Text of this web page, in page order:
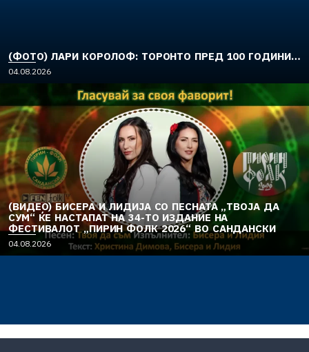
(ФОТО) ЛАРИ КОРОЛОФ: ТОРОНТО ПРЕД 100 ГОДИНИ…
04.08.2026
(ВИДЕО) БИСЕРА И ЛИДИЈА СО ПЕСНАТА „ТВОЈА ДА
СУМ“ ЌЕ НАСТАПАТ НА 34-ТО ИЗДАНИЕ НА
ФЕСТИВАЛОТ „ПИРИН ФОЛК 2026“ ВО САНДАНСКИ
04.08.2026